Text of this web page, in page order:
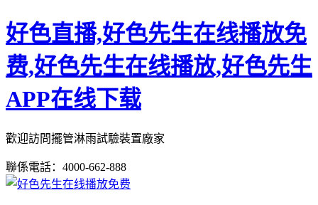
好色直播,好色先生在线播放免
费,好色先生在线播放,好色先生
APP在线下载
歡迎訪問擺管淋雨試驗裝置廠家
聯係電話：4000-662-888